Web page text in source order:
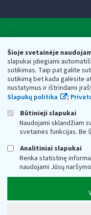
Šioje svetainėje
slapukai įdiegiami
sutikimas. Taip pat galite
sutikimą bet kada galėsite
nustatymus ir ištrindami
Slapukų politika
;
Būtinieji slapukai
Naudojami sklandžiam
svetainės funkcijas. Be
Analitiniai slapukai
Renka statistinę
naudojami Jūsų
Respublikos
Biudžetinė įstaiga.
adresas: Vasario 16-osios
vmi@vmi.lt, E. pristatymo
Duomenys apie Valstybinę
Respublikos finansų